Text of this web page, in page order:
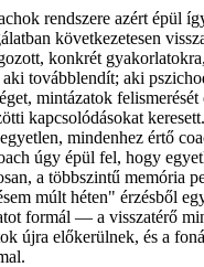
rendszere azért épül
következetesen
konkrét
továbblendít; aki
mintázatok felismerését
kapcsolódásokat
mindenhez értő
úgy épül fel, hogy
a többszintű memória
múlt héten" érzésből
formál — a visszatérő
újra előkerülnek, és a